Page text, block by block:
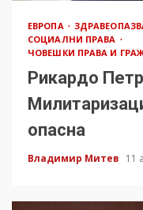
ЕВРОПА
СОЦИАЛНИ ПРАВА
ЧОВЕШКИ ПРАВА И
Рикардо
опасна
Владимир Митев 11